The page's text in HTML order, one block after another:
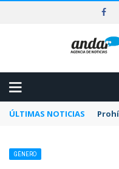
ÚLTIMAS NOTICIAS
GÉNERO